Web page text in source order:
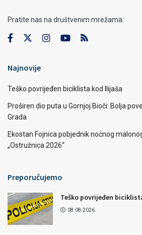
Pratite nas na društvenim mrežama:
Najnovije
Teško povrijeđen biciklista kod Ilijaša
Proširen dio puta u Gornjoj Bioči: Bolja
Grada
Ekostan Fojnica pobjednik noćnog
„Ostružnica 2026“
Preporučujemo
Teško povrijeđen
08.08.2026.